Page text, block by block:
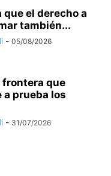
que el derecho a
también...
- 05/08/2026
frontera que
a prueba los
- 31/07/2026